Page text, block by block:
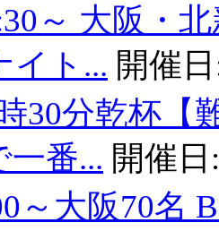
～ 大阪・
イト... 開催
30分乾杯【
一番... 開催
～大阪70名